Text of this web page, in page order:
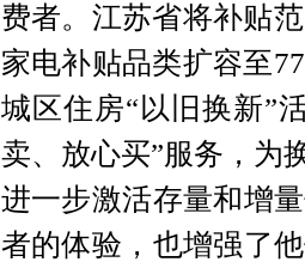
费者。江苏省将补贴
家电补贴品类扩容至
城区住房“以旧换新”
卖、放心买”服务，为
进一步激活存量和增
者的体验，也增强了